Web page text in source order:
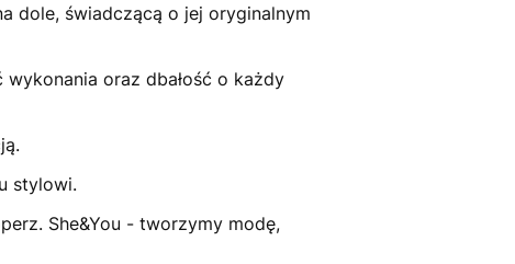
dole, świadczącą o jej oryginalnym
oraz dbałość o każdy
stylowi.
She&You - tworzymy modę,